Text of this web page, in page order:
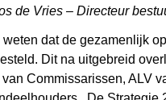
de Vries – Directeur
weten dat de gezamenlijk
Dit na uitgebreid
Commissarissen, ALV